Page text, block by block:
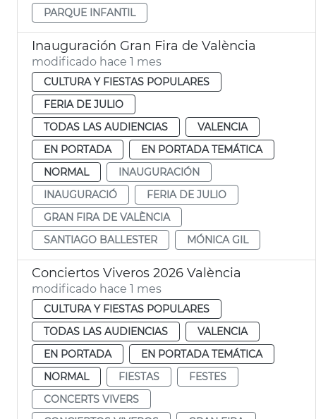
PARQUE INFANTIL
Inauguración Gran Fira de València
modificado hace 1 mes
CULTURA Y FIESTAS POPULARES
FERIA DE JULIO
TODAS LAS AUDIENCIAS
VALENCIA
EN PORTADA
EN PORTADA TEMÁTICA
NORMAL
INAUGURACIÓN
INAUGURACIÓ
FERIA DE JULIO
GRAN FIRA DE VALÈNCIA
SANTIAGO BALLESTER
MÓNICA GIL
Conciertos Viveros 2026 València
modificado hace 1 mes
CULTURA Y FIESTAS POPULARES
TODAS LAS AUDIENCIAS
VALENCIA
EN PORTADA
EN PORTADA TEMÁTICA
NORMAL
FIESTAS
FESTES
CONCERTS VIVERS